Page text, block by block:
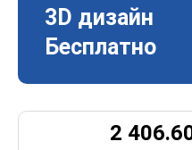
3D дизайн
Бесплатно
2